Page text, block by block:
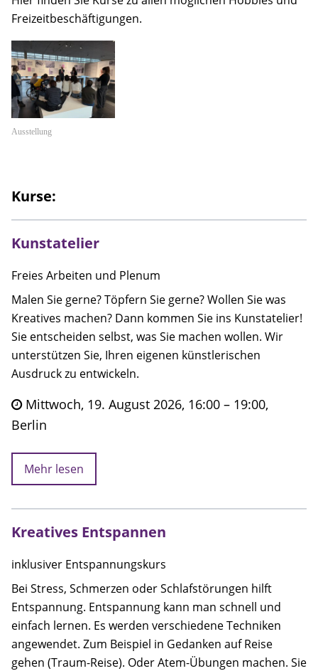
Anfahrt
Kontakt
Kooperationsmitglieder
Suche
Freizeitbeschäftigungen.
Ausstellung
Kurse:
Kunstatelier
Freies Arbeiten und Plenum
Malen Sie gerne? Töpfern Sie gerne? Wollen Sie was
Kreatives machen? Dann kommen Sie ins Kunstatelier!
Sie entscheiden selbst, was Sie machen wollen. Wir
unterstützen Sie, Ihren eigenen künstlerischen
Ausdruck zu entwickeln.
Mittwoch, 19. August 2026, 16:00 – 19:00,
Berlin
Mehr lesen
Kreatives Entspannen
inklusiver Entspannungskurs
Bei Stress, Schmerzen oder Schlafstörungen hilft
Entspannung. Entspannung kann man schnell und
einfach lernen. Es werden verschiedene Techniken
angewendet. Zum Beispiel in Gedanken auf Reise
gehen (Traum-Reise). Oder Atem-Übungen machen. Sie